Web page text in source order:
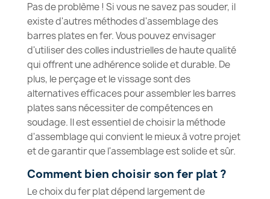
Pas de problème ! Si vous ne savez pas souder, il
existe d'autres méthodes d'assemblage des
barres plates en fer. Vous pouvez envisager
d'utiliser des colles industrielles de haute qualité
qui offrent une adhérence solide et durable. De
plus, le perçage et le vissage sont des
alternatives efficaces pour assembler les barres
plates sans nécessiter de compétences en
soudage. Il est essentiel de choisir la méthode
d'assemblage qui convient le mieux à votre projet
et de garantir que l'assemblage est solide et sûr.
Comment bien choisir son fer plat ?
Le choix du fer plat dépend largement de